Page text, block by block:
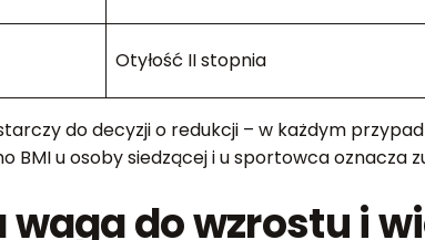
Otyłość II stopnia
do decyzji o redukcji – w każdym
BMI u osoby siedzącej i u sportowca oznacza
waga do wzrostu i